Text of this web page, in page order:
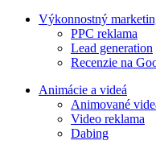
Výkonnostný
PPC reklama
Lead generation
Recenzie na
Animácie a videá
Animované
Video reklama
Dabing